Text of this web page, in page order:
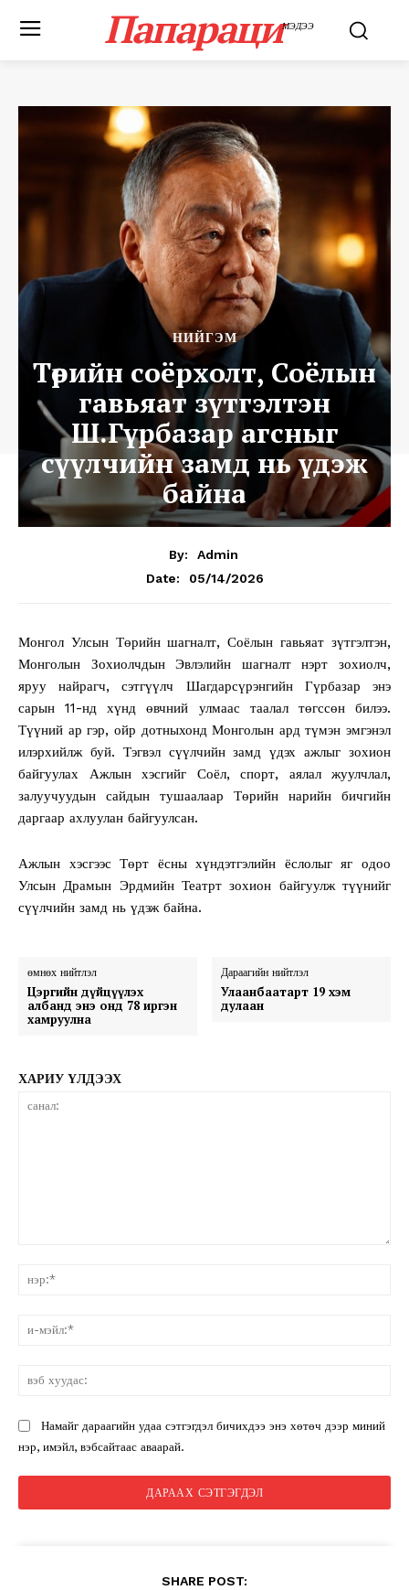
ПапарациМЭДЭЭ
НИЙГЭМ
Төрийн соёрхолт, Соёлын
гавьяат зүтгэлтэн
Ш.Гүрбазар агсныг
сүүлчийн замд нь үдэж
байна
By:
Admin
Date:
05/14/2026
Монгол Улсын Төрийн шагналт, Соёлын гавьяат зүтгэлтэн,
Монголын Зохиолчдын Эвлэлийн шагналт нэрт зохиолч,
яруу найрагч, сэтгүүлч Шагдарсүрэнгийн Гүрбазар энэ
сарын 11-нд хүнд өвчний улмаас таалал төгссөн билээ.
Түүний ар гэр, ойр дотныхонд Монголын ард түмэн эмгэнэл
илэрхийлж буй. Тэгвэл сүүлчийн замд үдэх ажлыг зохион
байгуулах Ажлын хэсгийг Соёл, спорт, аялал жуулчлал,
залуучуудын сайдын тушаалаар Төрийн нарийн бичгийн
даргаар ахлуулан байгуулсан.
Ажлын хэсгээс Төрт ёсны хүндэтгэлийн ёслолыг яг одоо
Улсын Драмын Эрдмийн Театрт зохион байгуулж түүнийг
сүүлчийн замд нь үдэж байна.
өмнөх нийтлэл
Цэргийн дүйцүүлэх
албанд энэ онд 78 иргэн
хамруулна
Дараагийн нийтлэл
Улаанбаатарт 19 хэм
дулаан
ХАРИУ ҮЛДЭЭХ
Намайг дараагийн удаа сэтгэгдэл бичихдээ энэ хөтөч дээр миний
нэр, имэйл, вэбсайтаас аваарай.
SHARE POST: